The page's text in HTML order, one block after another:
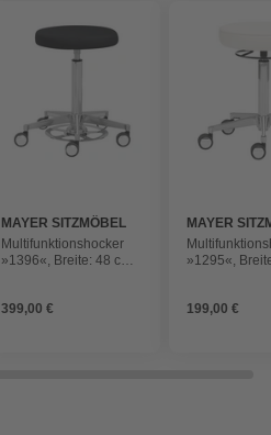
MAYER SITZMÖBEL
Multifunktionshocker
»1396«, Breite: 48 cm,
399,00 €
MAYER
»1295«,
199,00 €